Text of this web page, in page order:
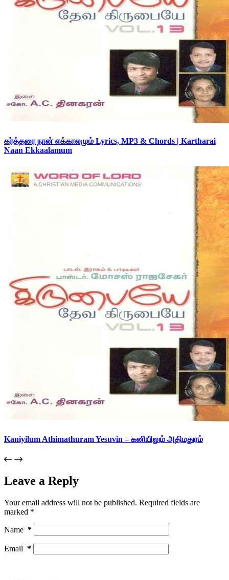
கர்த்தரை நான் எக்காலமும் Lyrics, MP3 & Chords | Kartharai
Naan Ekkaalamum
Kaniyilum Athimathuram Yesuvin – கனியிலும் அதிமதுரம்
Leave a Reply
Your email address will not be published. Required fields are
marked *
Name *
Email *